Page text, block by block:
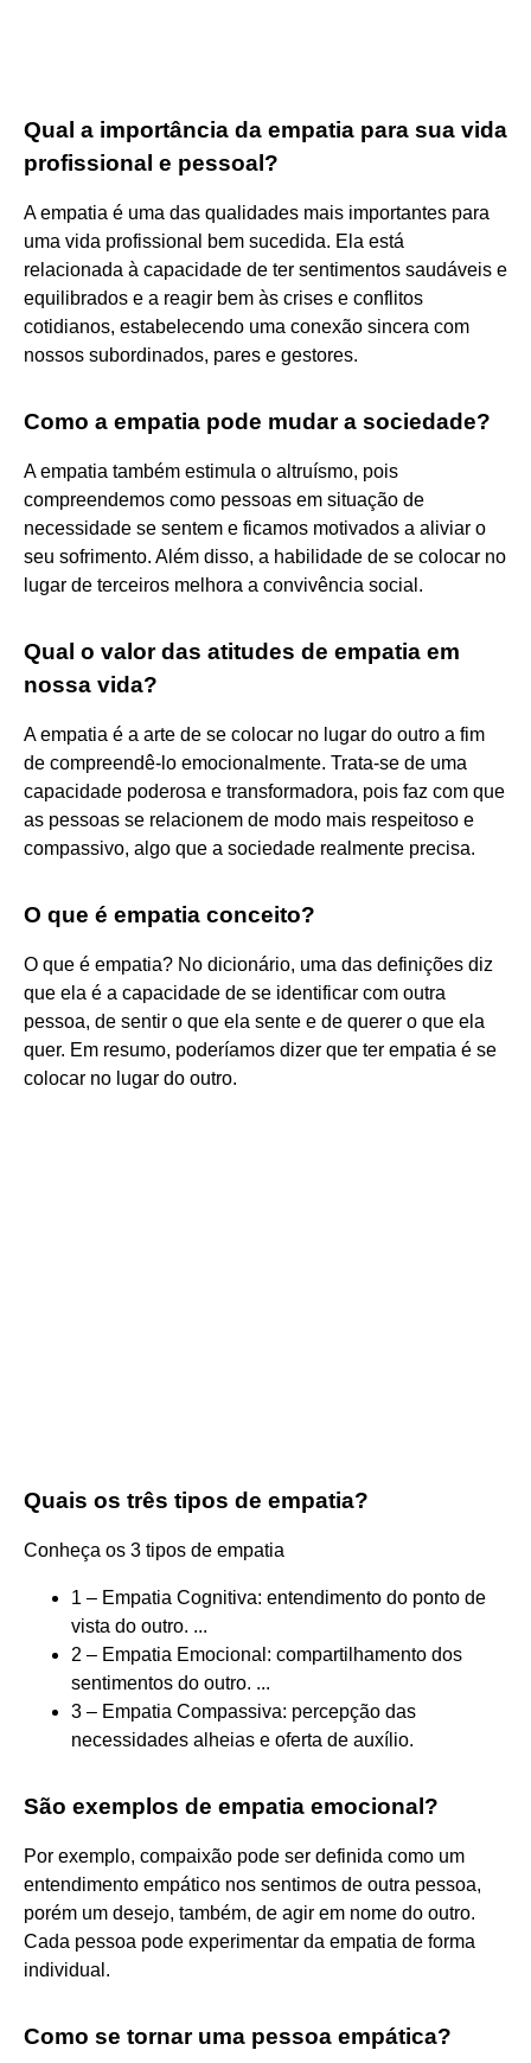
Qual a importância da empatia para sua vida
profissional e pessoal?
A empatia é uma das qualidades mais importantes para
uma vida profissional bem sucedida. Ela está
relacionada à capacidade de ter sentimentos saudáveis e
equilibrados e a reagir bem às crises e conflitos
cotidianos, estabelecendo uma conexão sincera com
nossos subordinados, pares e gestores.
Como a empatia pode mudar a sociedade?
A empatia também estimula o altruísmo, pois
compreendemos como pessoas em situação de
necessidade se sentem e ficamos motivados a aliviar o
seu sofrimento. Além disso, a habilidade de se colocar no
lugar de terceiros melhora a convivência social.
Qual o valor das atitudes de empatia em
nossa vida?
A empatia é a arte de se colocar no lugar do outro a fim
de compreendê-lo emocionalmente. Trata-se de uma
capacidade poderosa e transformadora, pois faz com que
as pessoas se relacionem de modo mais respeitoso e
compassivo, algo que a sociedade realmente precisa.
O que é empatia conceito?
O que é empatia? No dicionário, uma das definições diz
que ela é a capacidade de se identificar com outra
pessoa, de sentir o que ela sente e de querer o que ela
quer. Em resumo, poderíamos dizer que ter empatia é se
colocar no lugar do outro.
Quais os três tipos de empatia?
Conheça os 3 tipos de empatia
1 – Empatia Cognitiva: entendimento do ponto de
vista do outro. ...
2 – Empatia Emocional: compartilhamento dos
sentimentos do outro. ...
3 – Empatia Compassiva: percepção das
necessidades alheias e oferta de auxílio.
São exemplos de empatia emocional?
Por exemplo, compaixão pode ser definida como um
entendimento empático nos sentimos de outra pessoa,
porém um desejo, também, de agir em nome do outro.
Cada pessoa pode experimentar da empatia de forma
individual.
Como se tornar uma pessoa empática?